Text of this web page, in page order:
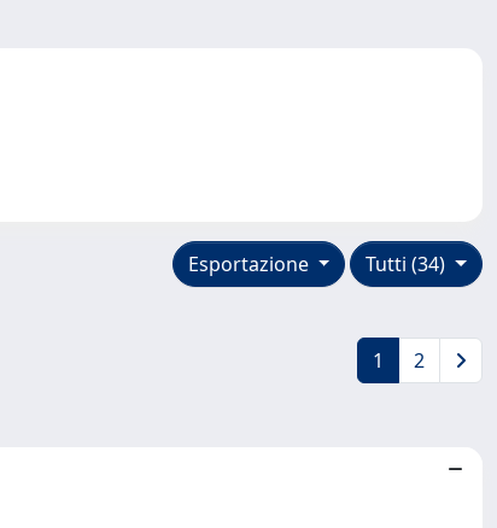
Tutti (34)
Esportazione
1 2